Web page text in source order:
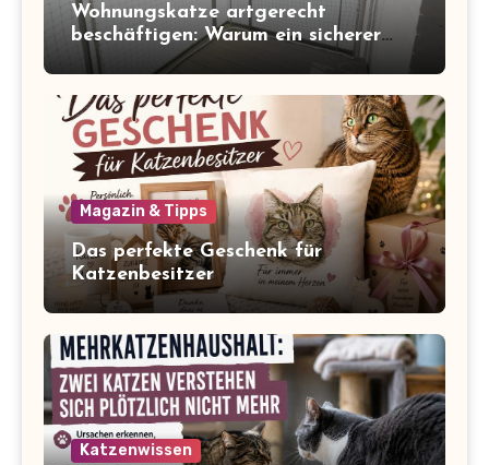
Wohnungskatze artgerecht
beschäftigen: Warum ein sicherer
Balkon zum Freigang dazugehört
Magazin & Tipps
Das perfekte Geschenk für
Katzenbesitzer
Katzenwissen